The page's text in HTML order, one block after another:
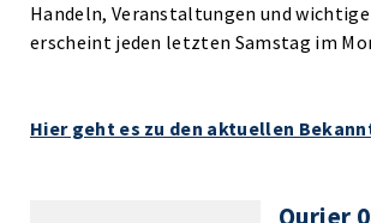
Handeln, Veranstaltungen und wichtige
erscheint jeden letzten Samstag im
Hier geht es zu den aktuellen
Qurier